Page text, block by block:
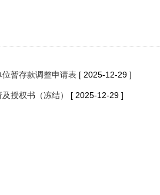
暂存款调整申请表 [ 2025-12-29 ]
授权书（冻结） [ 2025-12-29 ]